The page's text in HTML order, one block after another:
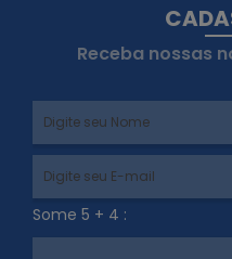
Receba nossas
Some 5 + 4 :